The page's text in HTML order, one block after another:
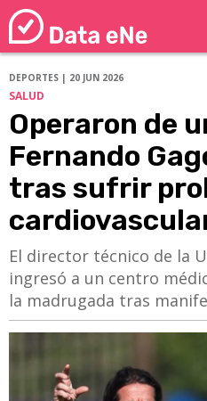
DEPORTES | 20 JUN 2026
SALUD
Operaron de
Fernando
tras sufrir
El director técnico de la
ingresó a un centro
la madrugada tras